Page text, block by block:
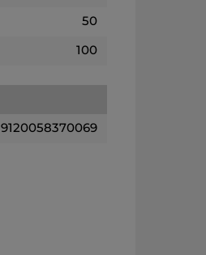
50
100
9120058370069